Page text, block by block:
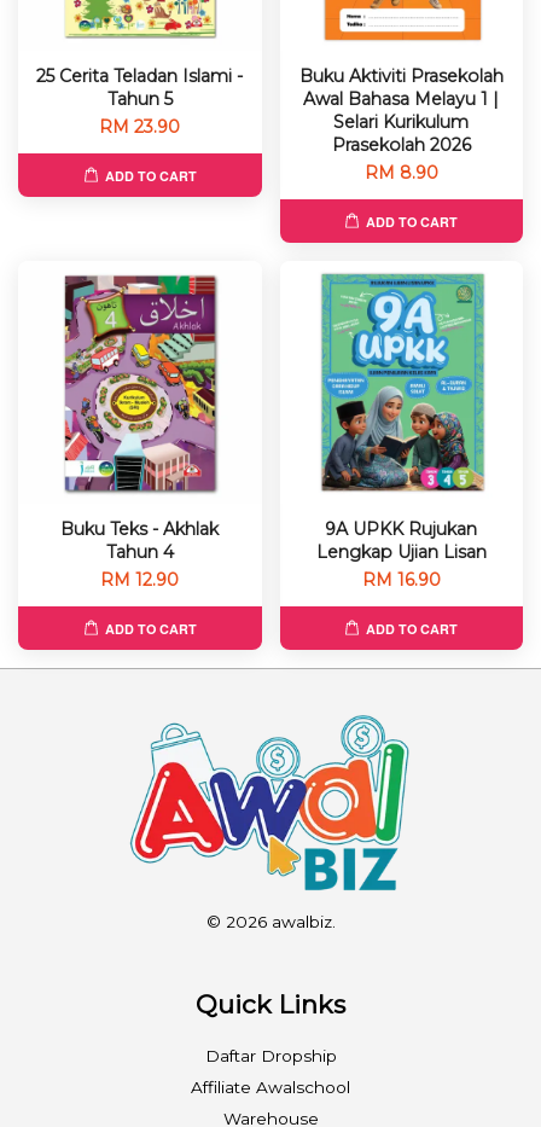
25 Cerita Teladan Islami -
Tahun 5
RM 23.90
ADD TO CART
Buku Aktiviti Prasekolah
Awal Bahasa Melayu 1 |
Selari Kurikulum
Prasekolah 2026
RM 8.90
ADD TO CART
Buku Teks - Akhlak
Tahun 4
RM 12.90
ADD TO CART
9A UPKK Rujukan
Lengkap Ujian Lisan
RM 16.90
ADD TO CART
© 2026 awalbiz.
Quick Links
Daftar Dropship
Affiliate Awalschool
Warehouse